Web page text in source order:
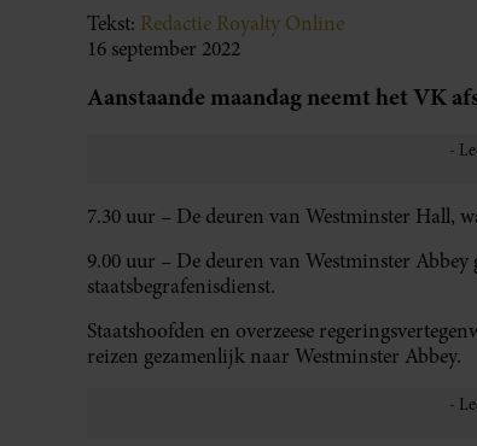
Tekst: Redactie Royalty Online
16 september 2022
Aanstaande maandag neemt het VK
7.30 uur – De deuren van Westminster Hall,
9.00 uur – De deuren van Westminster
staatsbegrafenisdienst.
Staatshoofden en overzeese
reizen gezamenlijk naar Westminster Abbey.